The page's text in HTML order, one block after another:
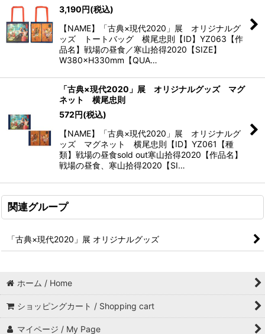
3,190円(税込)
【NAME】「古典×現代2020」展 オリジナルグ
ッズ トートバッグ 横尾忠則【ID】YZ063【作
品名】戦場の昼食／寒山拾得2020【SIZE】
W380×H330mm【QUA…
「古典×現代2020」展 オリジナルグッズ マグ
ネット 横尾忠則
572円(税込)
【NAME】「古典×現代2020」展 オリジナルグ
ッズ マグネット 横尾忠則【ID】YZ061【種
類】戦場の昼食sold out寒山拾得2020【作品名】
戦場の昼食、寒山拾得2020【SI…
関連グループ
「古典×現代2020」展 オリジナルグッズ
ホーム / Home
ショッピングカート / Shopping cart
マイページ / My Page